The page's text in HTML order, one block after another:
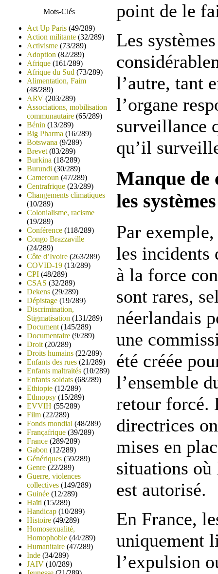
Mots-Clés
Act Up Paris (49/289)
Action militante (32/289)
Activisme (73/289)
Adoption (82/289)
Afrique (161/289)
Afrique du Sud (73/289)
Alimentation, Faim
(48/289)
ARV (203/289)
Associations, mobilisation
communautaire (65/289)
Bénin (13/289)
Big Pharma (16/289)
Botswana (9/289)
Brevet (83/289)
Burkina (18/289)
Burundi (30/289)
Cameroun (47/289)
Centrafrique (23/289)
Changements climatiques
(10/289)
Colonialisme, racisme
(19/289)
Conférence (118/289)
Congo Brazzaville
(24/289)
Côte d’Ivoire (263/289)
COVID-19 (13/289)
CPI (48/289)
CSAS (32/289)
Dekens (29/289)
Dépistage (19/289)
Discrimination,
Stigmatisation (131/289)
Document (145/289)
Documentaire (9/289)
Droit (20/289)
Droits humains (22/289)
Enfants des rues (21/289)
Enfants maltraités (10/289)
Enfants soldats (68/289)
Ethiopie (12/289)
Ethnopsy (15/289)
EVVIH (55/289)
Film (22/289)
Fonds mondial (48/289)
Françafrique (39/289)
France (289/289)
Gabon (12/289)
Génériques (59/289)
Genre (22/289)
Guerre, violences
collectives (149/289)
Guinée (12/289)
Haïti (15/289)
Handicap (10/289)
Histoire (49/289)
Homosexualité,
Homophobie (44/289)
Humanitaire (47/289)
Inde (34/289)
JAIV (10/289)
point de le
Les
l’autre, tant
l’organe
surveillance
qu’il
Manque de
les
Par
les incidents
à la force
sont rares,
néerlandais
une
été créée
l’ensemble
retour forcé.
directrices
mises en
situations où
est autorisé.
En France,
uniquement
l’expulsion